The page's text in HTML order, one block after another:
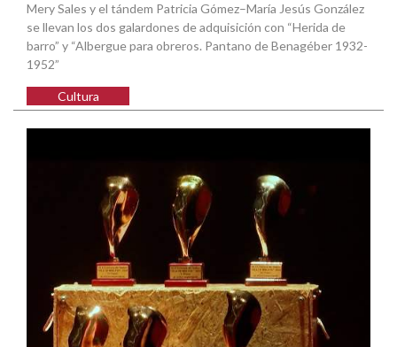
Mery Sales y el tándem Patricia Gómez–María Jesús González
se llevan los dos galardones de adquisición con “Herida de
barro” y “Albergue para obreros. Pantano de Benagéber 1932-
1952”
Cultura